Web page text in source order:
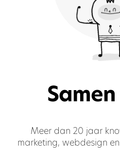
Meer dan 20 jaar
marketing, webdesign